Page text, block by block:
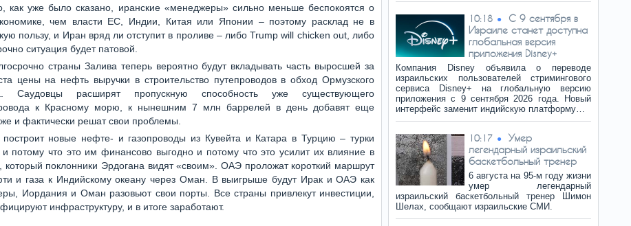
как уже было сказано, иранские «менеджеры» сильно меньше беспокоятся о
чем власти ЕС, Индии, Китая или Японии – поэтому расклад не в
пользу, и Иран вряд ли отступит в проливе – либо Trump will chicken out, либо
ситуация будет патовой.
страны Залива теперь вероятно будут вкладывать часть выросшей за
цены на нефть выручки в строительство путепроводов в обход Ормузского
Саудовцы расширят пропускную способность уже существующего
к Красному морю, к нынешним 7 млн баррелей в день добавят еще
же и фактически решат свои проблемы.
построит новые нефте- и газопроводы из Кувейта и Катара в Турцию – турки
и потому что это им финансово выгодно и потому что это усилит их влияние в
который поклонники Эрдогана видят «своим». ОАЭ проложат короткий маршрут
и газа к Индийскому океану через Оман. В выигрыше будут Ирак и ОАЭ как
Иордания и Оман разовьют свои порты. Все страны привлекут инвестиции,
инфраструктуру, и в итоге заработают.
10:18
C 9 сентября в
Израиле станет доступна
глобальная версия
приложения Disney+
Компания Disney объявила о переводе
израильских пользователей стримингового
сервиса Disney+ на глобальную версию
приложения с 9 сентября 2026 года. Новый
интерфейс заменит индийскую платформу…
10:17
Умер
легендарный израильский
баскетбольный тренер
6 августа на 95-м году жизни
умер легендарный
израильский баскетбольный тренер Шимон
Шелах, сообщают израильские СМИ.